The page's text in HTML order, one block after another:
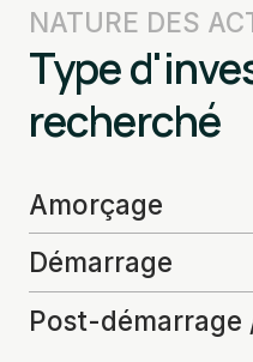
NATURE DES
Type
recherché
Amorçage
Démarrage
Post-démarrage